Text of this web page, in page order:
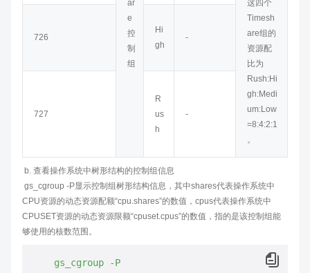
ar
e
控
制
组
这四个
Timesh
are组的
资源配
比为
Rush:Hi
gh:Medi
um:Low
=8:4:2:1
。
726
Hi
gh
-
727
R
us
h
-
​ b. 查看操作系统中树形结构的控制组信息
​ gs_cgroup -P显示控制组树形结构信息，其中shares代表操作系统中
CPU资源的动态资源配额“cpu.shares”的数值，cpus代表操作系统中
CPUSET资源的动态资源限额“cpuset.cpus”的数值，指的是该控制组能
够使用的核数范围。
gs_cgroup
-P